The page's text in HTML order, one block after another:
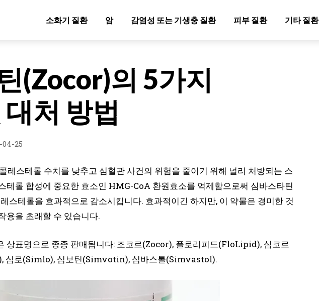
소화기 질환 암 감염성 또는 기생충 질환 피부 질환 기타 질환
(Zocor)의 5가지
처 방법
04-25
레스테롤 수치를 낮추고 심혈관 사건의 위험을 줄이기 위해 널리 처방되는 스
테롤 합성에 중요한 효소인 HMG-CoA 환원효소를 억제함으로써 심바스타틴
스테롤을 효과적으로 감소시킵니다. 효과적이긴 하지만, 이 약물은 경미한 것
용을 초래할 수 있습니다.
상표명으로 종종 판매됩니다: 조코르(Zocor), 플로리피드(FloLipid), 심코르
로(Simlo), 심보틴(Simvotin), 심바스톨(Simvastol).